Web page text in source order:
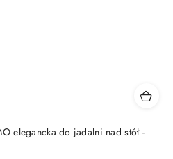
elegancka do jadalni nad stół -